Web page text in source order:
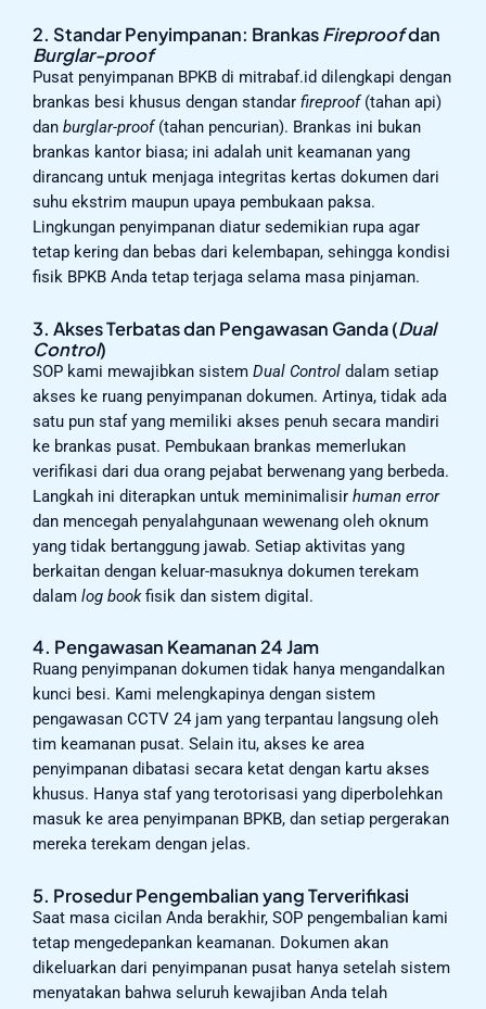
2. Standar Penyimpanan: BrankasFireproofdan
Burglar-proof
Pusat penyimpanan BPKB di mitrabaf.id dilengkapi dengan
brankas besi khusus dengan standar fireproof(tahan api)
dan burglar-proof(tahan pencurian). Brankas ini bukan
brankas kantor biasa; ini adalah unit keamanan yang
dirancang untuk menjaga integritas kertas dokumen dari
suhu ekstrim maupun upaya pembukaan paksa.
Lingkungan penyimpanan diatur sedemikian rupa agar
tetap kering dan bebas dari kelembapan, sehingga kondisi
fisik BPKB Anda tetap terjaga selama masa pinjaman.
3. Akses Terbatas dan Pengawasan Ganda (Dual
Control)
SOP kami mewajibkan sistem Dual Control dalam setiap
akses ke ruang penyimpanan dokumen. Artinya, tidak ada
satu pun staf yang memiliki akses penuh secara mandiri
ke brankas pusat. Pembukaan brankas memerlukan
verifikasi dari dua orang pejabat berwenang yang berbeda.
Langkah ini diterapkan untuk meminimalisir human error
dan mencegah penyalahgunaan wewenang oleh oknum
yang tidak bertanggung jawab. Setiap aktivitas yang
berkaitan dengan keluar-masuknya dokumen terekam
dalam log bookfisik dan sistem digital.
4. Pengawasan Keamanan 24 Jam
Ruang penyimpanan dokumen tidak hanya mengandalkan
kunci besi. Kami melengkapinya dengan sistem
pengawasan CCTV 24 jam yang terpantau langsung oleh
tim keamanan pusat. Selain itu, akses ke area
penyimpanan dibatasi secara ketat dengan kartu akses
khusus. Hanya staf yang terotorisasi yang diperbolehkan
masuk ke area penyimpanan BPKB, dan setiap pergerakan
mereka terekam dengan jelas.
5. Prosedur Pengembalian yang Terverifikasi
Saat masa cicilan Anda berakhir, SOP pengembalian kami
tetap mengedepankan keamanan. Dokumen akan
dikeluarkan dari penyimpanan pusat hanya setelah sistem
menyatakan bahwa seluruh kewajiban Anda telah